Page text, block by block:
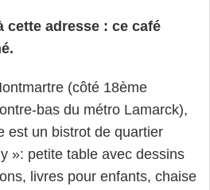
o
n
cette adresse : ce café
(côté 18ème
bas du métro Lamarck),
est un bistrot de quartier
»: petite table avec dessins
livres pour enfants, chaise